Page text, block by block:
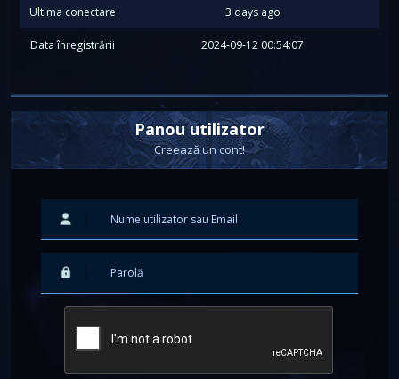
Panou utilizator
Creează un cont!
Ultima conectare 3 days ago
Data înregistrării 2024-09-12 00:54:07